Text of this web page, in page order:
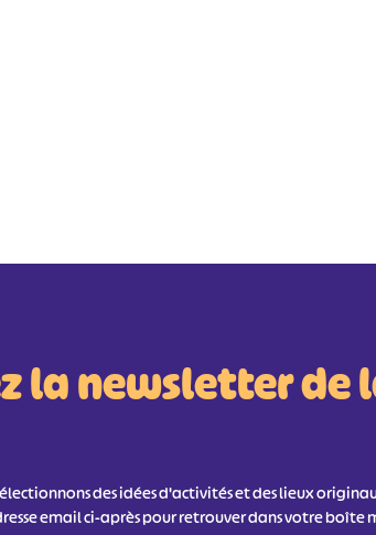
la newsletter de
des idées d'activités et des lieux
email ci-après pour retrouver dans votre boîte